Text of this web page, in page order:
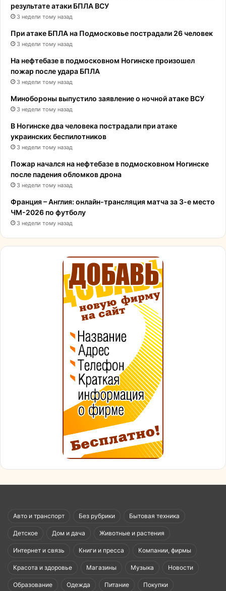
результате атаки БПЛА ВСУ
3 недели тому назад
При атаке БПЛА на Подмосковье пострадали 26 человек
3 недели тому назад
На нефтебазе в подмосковном Ногинске произошел
пожар после удара БПЛА
3 недели тому назад
Минобороны выпустило заявление о ночной атаке ВСУ
3 недели тому назад
В Ногинске два человека пострадали при атаке
украинских беспилотников
3 недели тому назад
Пожар начался на нефтебазе в подмосковном Ногинске
после падения обломков дрона
3 недели тому назад
Франция – Англия: онлайн-трансляция матча за 3-е место
ЧМ-2026 по футболу
3 недели тому назад
Авто и транспорт Без рубрики Бытовая техника
Детское Дом и дача Животные и растения
Интернет и связь Книги и пресса Компании, фирмы
Красота и здоровье Магазины Музыка Новости
Образование Одежда Питание Покупки